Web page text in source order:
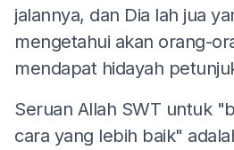
jalannya, dan Dia lah jua
mengetahui akan orang-
mendapat hidayah
Seruan Allah SWT untuk
cara yang lebih baik"